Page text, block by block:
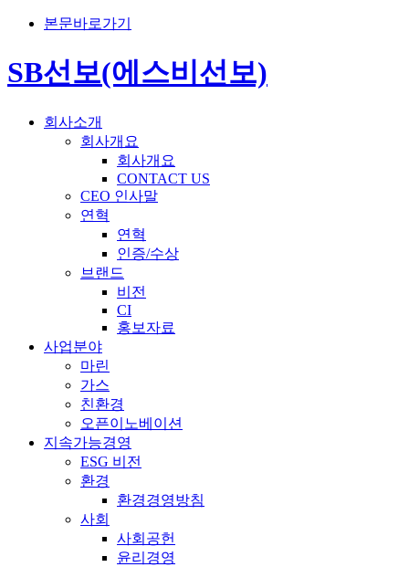
본문바로가기
SB선보(에스비선보)
회사소개
회사개요
회사개요
CONTACT US
CEO 인사말
연혁
연혁
인증/수상
브랜드
비전
CI
홍보자료
사업분야
마린
가스
친환경
오픈이노베이션
지속가능경영
ESG 비전
환경
환경경영방침
사회
사회공헌
윤리경영